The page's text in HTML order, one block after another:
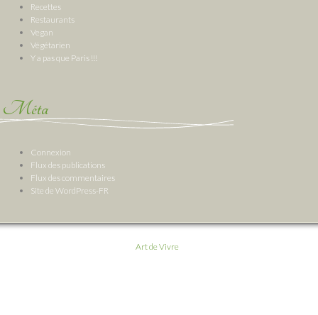
Recettes
Restaurants
Vegan
Végétarien
Y a pas que Paris !!!
Méta
Connexion
Flux des publications
Flux des commentaires
Site de WordPress-FR
Art de Vivre